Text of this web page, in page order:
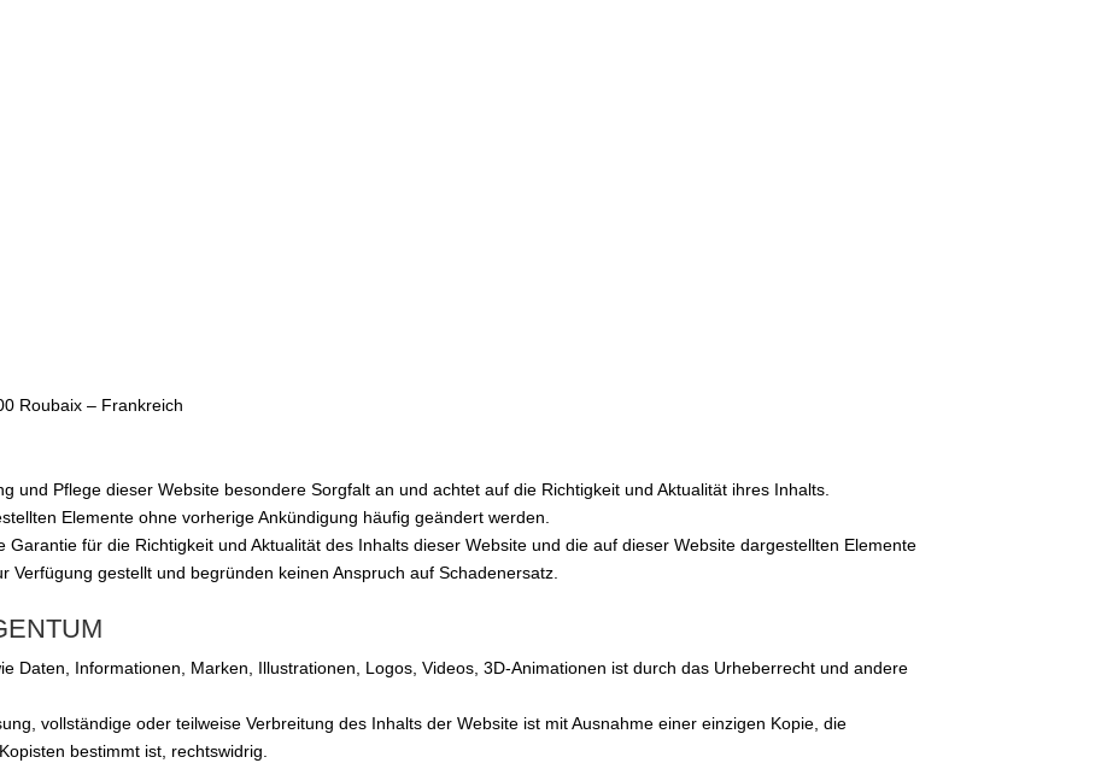
Roubaix – Frankreich
und Pflege dieser Website besondere Sorgfalt an und achtet auf die Richtigkeit und Aktualität ihres Inhalts.
Elemente ohne vorherige Ankündigung häufig geändert werden.
Garantie für die Richtigkeit und Aktualität des Inhalts dieser Website und die auf dieser Website dargestellten Elemente
gestellt und begründen keinen Anspruch auf Schadenersatz.
Daten, Informationen, Marken, Illustrationen, Logos, Videos, 3D-Animationen ist durch das Urheberrecht und andere
vollständige oder teilweise Verbreitung des Inhalts der Website ist mit Ausnahme einer einzigen Kopie, die
bestimmt ist, rechtswidrig.